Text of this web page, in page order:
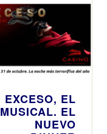
EXCESO, EL
MUSICAL. EL
NUEVO